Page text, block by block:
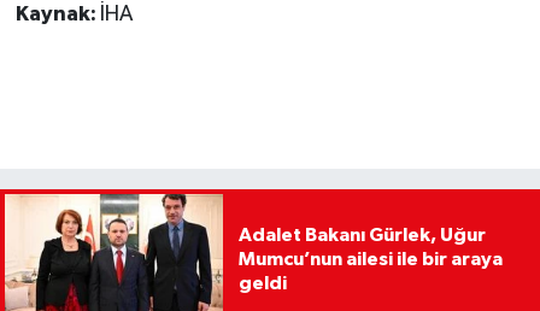
Kaynak: İHA
Adalet Bakanı Gürlek, Uğur
Mumcu’nun ailesi ile bir araya
geldi